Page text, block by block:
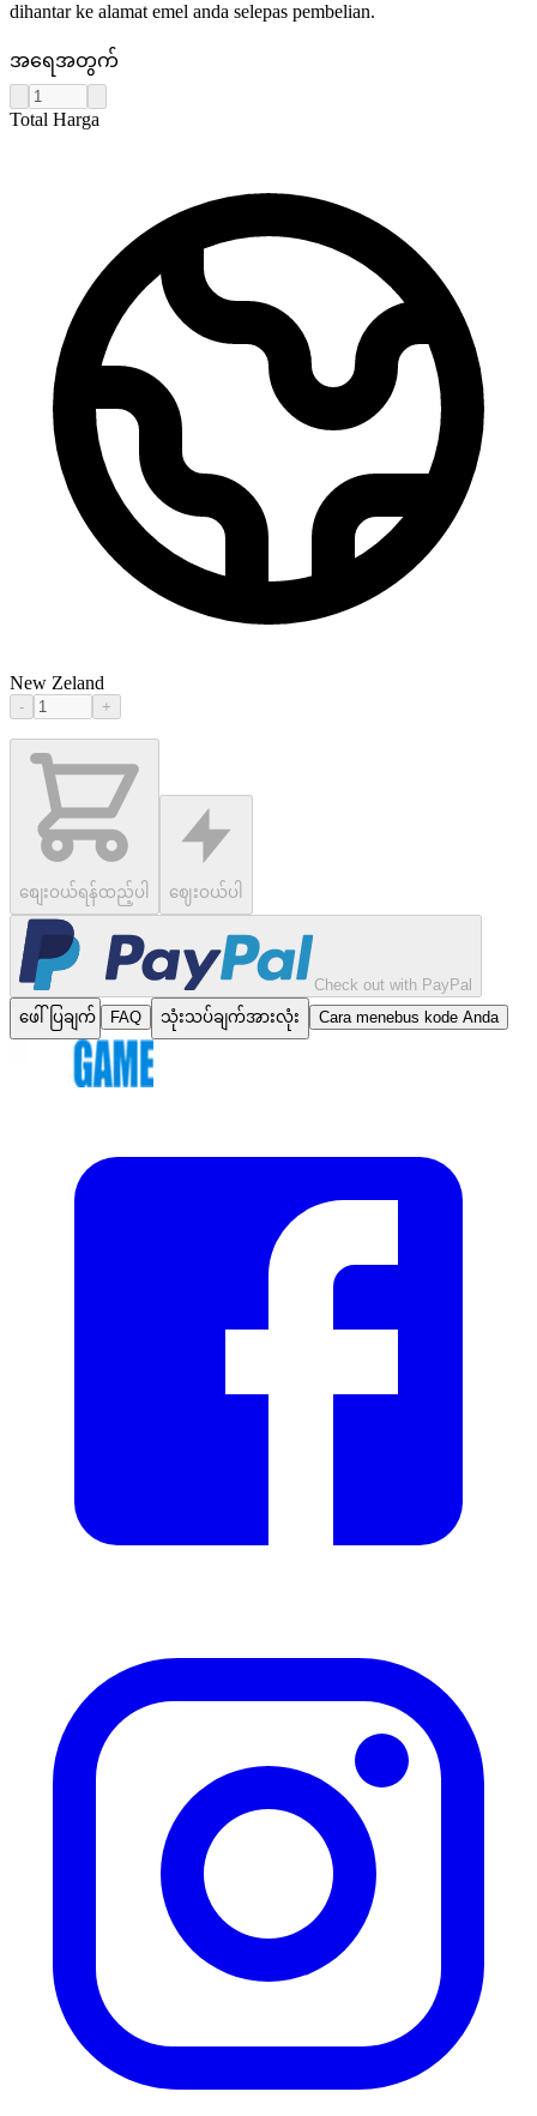
dihantar ke alamat emel anda selepas pembelian.
အရေအတွက်
Total Harga
New Zeland
- +
စျေးဝယ်ရန်ထည့်ပါ ဈေးဝယ်ပါ
Check out with PayPal
ဖေါ်ပြချက်
FAQ သုံးသပ်ချက်အားလုံး Cara menebus kode Anda